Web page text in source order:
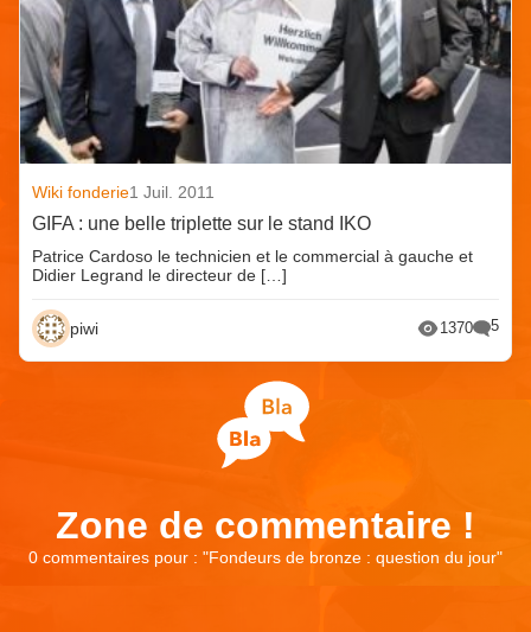
Wiki fonderie1 Juil. 2011
GIFA : une belle triplette sur le stand IKO
Patrice Cardoso le technicien et le commercial à gauche et
Didier Legrand le directeur de […]
piwi 1370 5
Zone de commentaire !
0 commentaires pour : "Fondeurs de bronze : question du jour"